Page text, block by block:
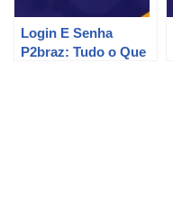
Login E Senha
P2braz: Tudo o Que